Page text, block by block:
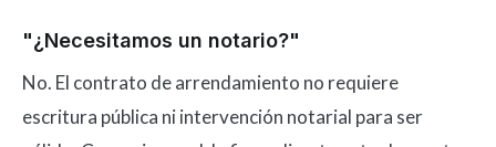
"¿Necesitamos un notario?"
No. El contrato de arrendamiento no requiere
escritura pública ni intervención notarial para ser